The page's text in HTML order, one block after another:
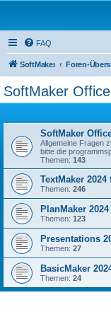
FAQ
SoftMaker Foren-
SoftMaker
SoftMaker
Allgemeine Fragen
bitte die
Themen: 143
TextMaker
Themen: 246
PlanMaker
Themen: 123
Presentations
Themen: 27
BasicMaker
Themen: 24